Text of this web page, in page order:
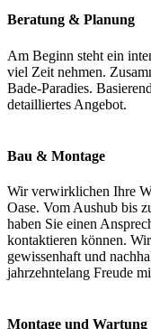
Beratung & Planung
Am Beginn steht ein
viel Zeit nehmen.
Bade-Paradies.
detailliertes Angebot.
Bau & Montage
Wir verwirklichen Ihre
Oase. Vom Aushub bis
haben Sie einen
kontaktieren können.
gewissenhaft und
jahrzehntelang Freude
Montage und